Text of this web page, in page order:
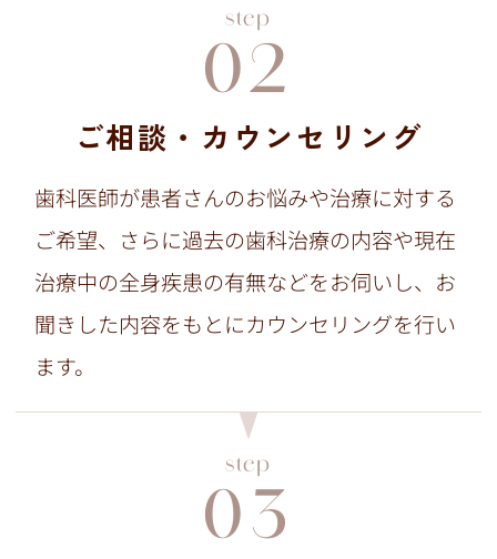
step
02
ご相談・カウンセリング
歯科医師が患者さんのお悩みや治療に対する
ご希望、さらに過去の歯科治療の内容や現在
治療中の全身疾患の有無などをお伺いし、お
聞きした内容をもとにカウンセリングを行い
ます。
step
03